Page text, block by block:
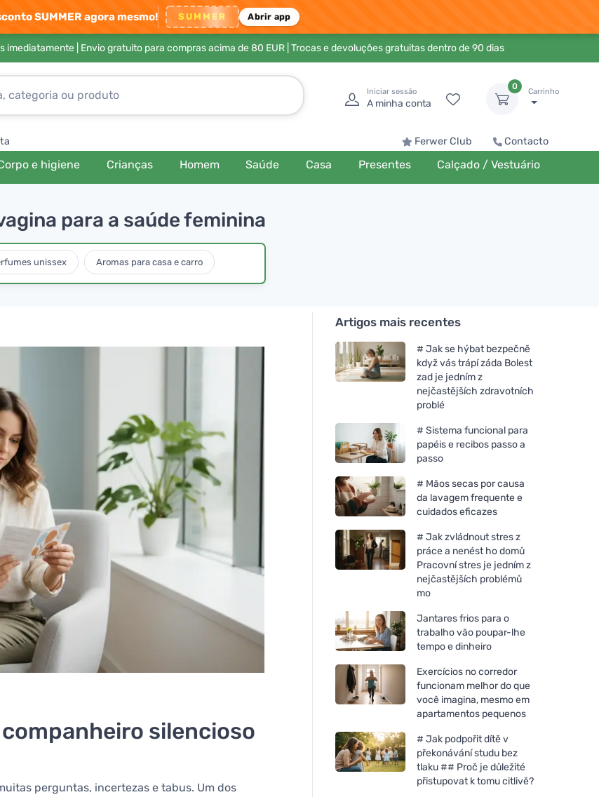
SUMMER agora mesmo! SUMMER Abrir app
imediatamente | Envio gratuito para compras acima de 80 EUR| Trocas e devoluções gratuitas dentro de 90 dias
Iniciar sessão
A minha conta
0
Carrinho
Ferwer Club Contacto
e higiene Crianças Homem Saúde Casa Presentes Calçado / Vestuário
para a saúde feminina
unissex Aromas para casa e carro
silencioso
perguntas, incertezas e tabus. Um dos
Artigos mais recentes
# Jak se hýbat bezpečně
když vás trápí záda Bolest
zad je jedním z
nejčastějších zdravotních
problé
# Sistema funcional para
papéis e recibos passo a
passo
# Mãos secas por causa
da lavagem frequente e
cuidados eficazes
# Jak zvládnout stres z
práce a nenést ho domů
Pracovní stres je jedním z
nejčastějších problémů
mo
Jantares frios para o
trabalho vão poupar-lhe
tempo e dinheiro
Exercícios no corredor
funcionam melhor do que
você imagina, mesmo em
apartamentos pequenos
# Jak podpořit dítě v
překonávání studu bez
tlaku ## Proč je důležité
přistupovat k tomu citlivě?